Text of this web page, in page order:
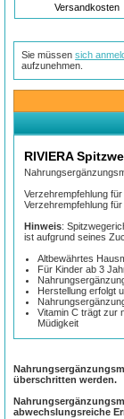
Versandkosten
Sie müssensich
aufzunehmen.
RIVIERA
Verzehrempfehlung
Verzehrempfehlung
Hinweis:
ist aufgrund seines
Altbewährtes
Für Kinder ab 3
Herstellung erfolgt
Vitamin C trägt zur
Müdigkeit
überschritten werden.
abwechslungsreiche